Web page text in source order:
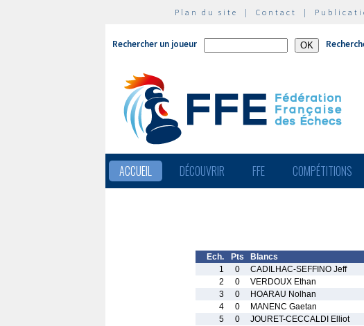
Plan du site | Contact |
Rechercher un joueur
ACCUEIL DÉCOUVRIR FFE COMPÉTITIONS
Ech. Pts Blancs
1
0 CADILHAC-SEFFINO Jeff
2
0 VERDOUX Ethan
3
0 HOARAU Nolhan
4
0 MANENC Gaetan
5
0 JOURET-CECCALDI Elliot